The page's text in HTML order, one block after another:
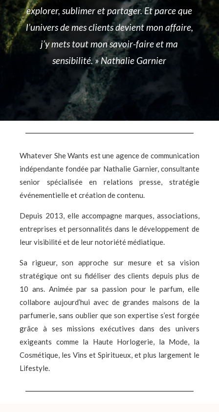
explorer, sublimer et partager. Et parce que
l’univers de mes clients devient mon affaire,
j’y mets tout mon savoir-faire et ma
sensibilité. » Nathalie Garnier
Whatever She Wants est une agence de communication
indépendante fondée par Nathalie Garnier, consultante
senior spécialisée en relations presse, stratégie
événementielle et création de contenu.
Depuis 2013, elle accompagne marques, associations,
entreprises et personnalités dans le développement de
leur visibilité et de leur notoriété médiatique.
Sa rigueur, son approche sur mesure et sa vision
stratégique ont su fidéliser des clients depuis plus de
10 ans. Animée par sa passion pour le parfum, elle
collabore aujourd’hui avec de grandes maisons de la
parfumerie, sans oublier que son expertise s’est forgée
grâce à ses missions exécutives dans des univers
exigeants comme la Haute Horlogerie, la Mode, la
Cosmétique, les Vins et Spiritueux, et plus largement le
Lifestyle.